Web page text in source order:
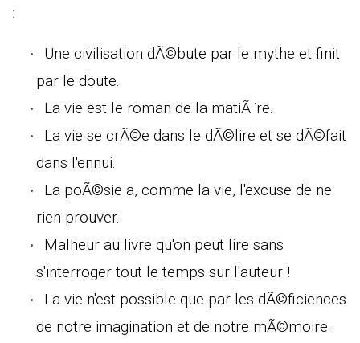
:
Une civilisation dÃ©bute par le mythe et finit
par le doute.
La vie est le roman de la matiÃ¨re.
La vie se crÃ©e dans le dÃ©lire et se dÃ©fait
dans l'ennui.
La poÃ©sie a, comme la vie, l'excuse de ne
rien prouver.
Malheur au livre qu'on peut lire sans
s'interroger tout le temps sur l'auteur !
La vie n'est possible que par les dÃ©ficiences
de notre imagination et de notre mÃ©moire.